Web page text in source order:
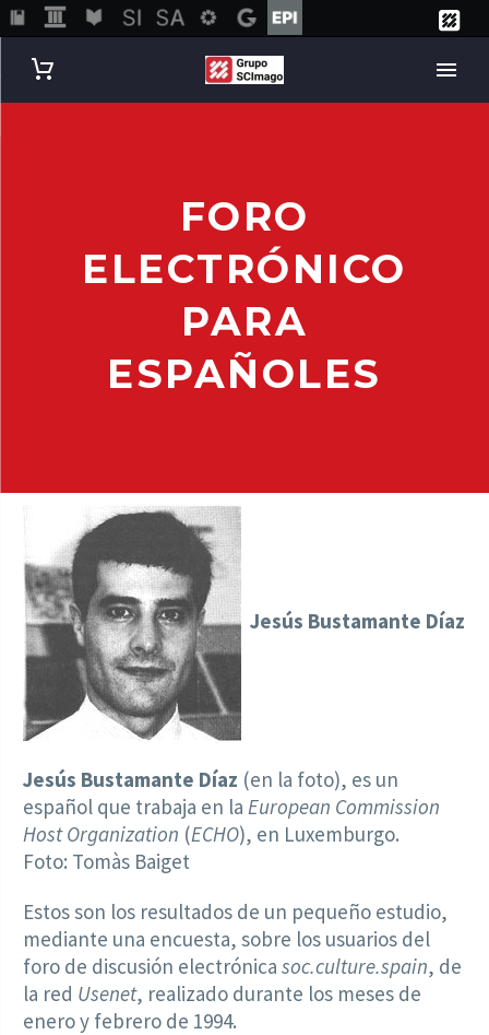
FORO
ELECTRÓNICO
PARA
ESPAÑOLES
Jesús Bustamante Díaz
Jesús Bustamante Díaz (en la foto), es un
español que trabaja en la European Commission
Host Organization (ECHO), en Luxemburgo.
Foto: Tomàs Baiget
Estos son los resultados de un pequeño estudio,
mediante una encuesta, sobre los usuarios del
foro de discusión electrónica soc.culture.spain, de
la red Usenet, realizado durante los meses de
enero y febrero de 1994.